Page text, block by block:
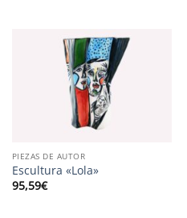
PIEZAS DE AUTOR
Escultura «Lola»
95,59€